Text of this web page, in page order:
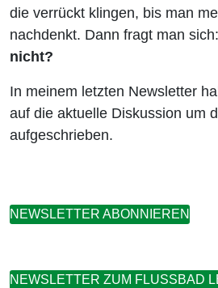
die verrückt klingen, bis man
nachdenkt. Dann fragt man sich:
nicht?
In meinem letzten Newsletter
auf die aktuelle Diskussion um
aufgeschrieben.
NEWSLETTER ABONNIEREN
NEWSLETTER ZUM FLUSSBAD